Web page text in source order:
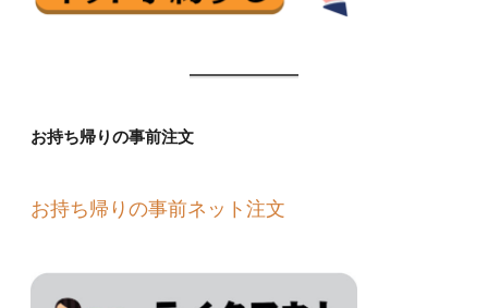
お持ち帰りの事前注文
お持ち帰りの事前ネット注文